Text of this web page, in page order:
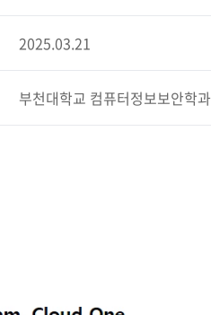
2025.03.21
부천대학교 컴퓨터정보보안학과